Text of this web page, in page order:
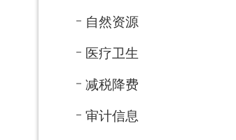
社会救助
交通运输
水利领域
公共企事业